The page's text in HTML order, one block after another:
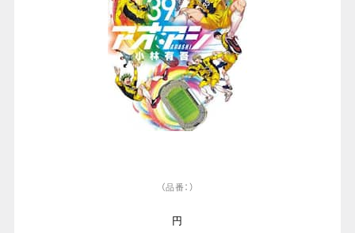
（品番：）
円